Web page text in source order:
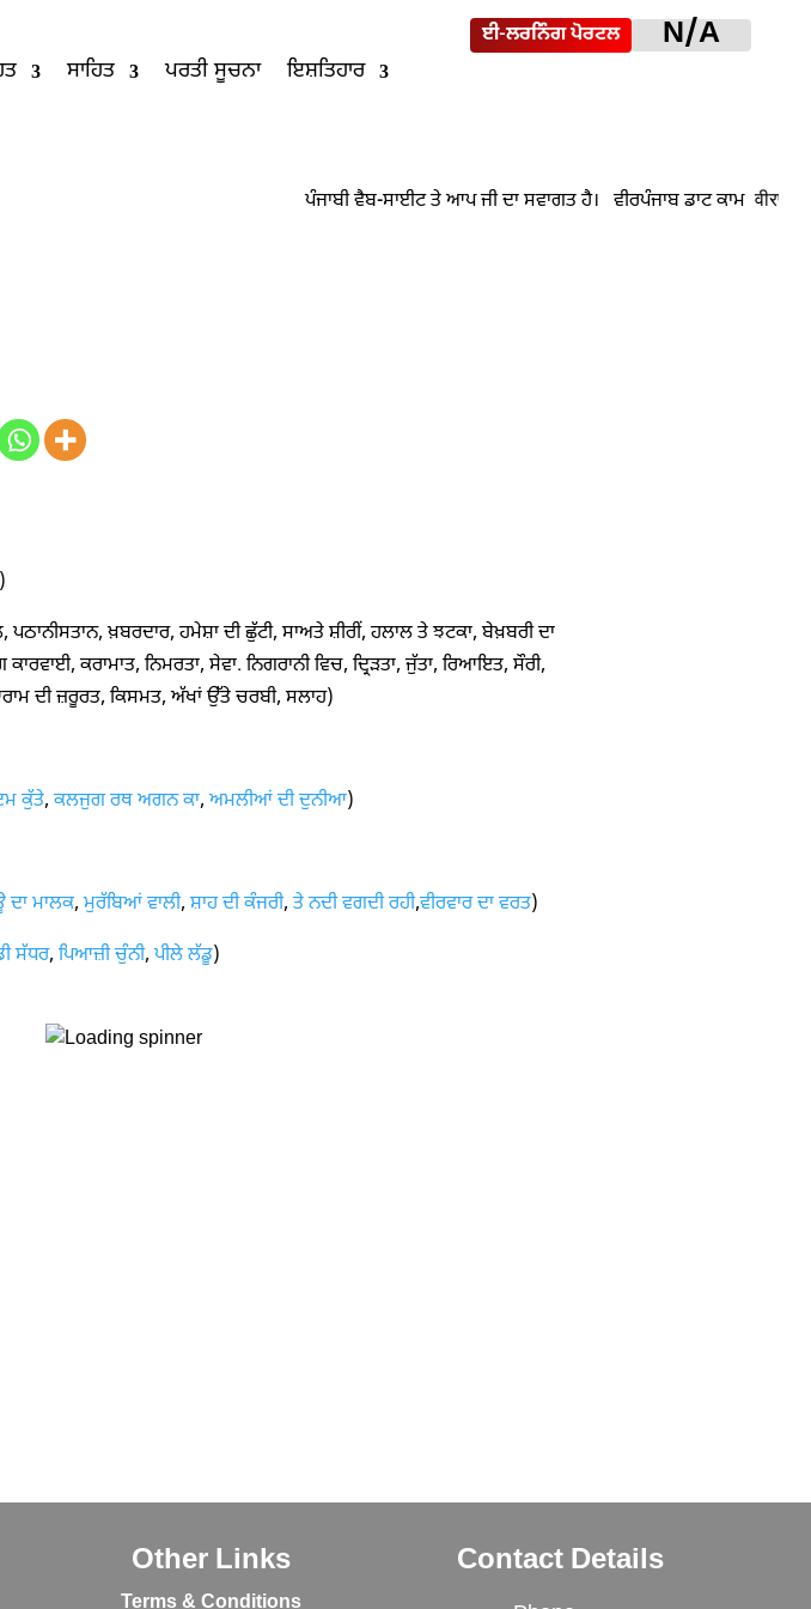
ਸਾਹਿਤ ਪਰਤੀ ਸੂਚਨਾ ਇਸ਼ਤਿਹਾਰ
ਈ-ਲਰਨਿੰਗ ਪੋਰਟਲ N/A
ਖ਼ਬਰਦਾਰ, ਹਮੇਸ਼ਾ ਦੀ ਛੁੱਟੀ, ਸਾਅਤੇ ਸ਼ੀਰੀਂ, ਹਲਾਲ ਤੇ ਝਟਕਾ, ਬੇਖ਼ਬਰੀ ਦਾ
ਕਰਾਮਾਤ, ਨਿਮਰਤਾ, ਸੇਵਾ. ਨਿਗਰਾਨੀ ਵਿਚ, ਦ੍ਰਿੜਤਾ, ਜੁੱਤਾ, ਰਿਆਇਤ, ਸੌਰੀ,
ਦੀ ਜ਼ਰੂਰਤ, ਕਿਸਮਤ, ਅੱਖਾਂ ਉੱਤੇ ਚਰਬੀ, ਸਲਾਹ)
ਕੁੱਤੇ, ਕਲਜੁਗ ਰਥ ਅਗਨ ਕਾ, ਅਮਲੀਆਂ ਦੀ ਦੁਨੀਆ)
ਦਾ ਮਾਲਕ, ਮੁਰੱਬਿਆਂ ਵਾਲੀ, ਸ਼ਾਹ ਦੀ ਕੰਜਰੀ, ਤੇ ਨਦੀ ਵਗਦੀ ਰਹੀ,ਵੀਰਵਾਰ ਦਾ ਵਰਤ)
ਸੱਧਰ, ਪਿਆਜ਼ੀ ਚੁੰਨੀ, ਪੀਲੇ ਲੱਡੂ)
Other Links
Terms & Conditions
Contact Details